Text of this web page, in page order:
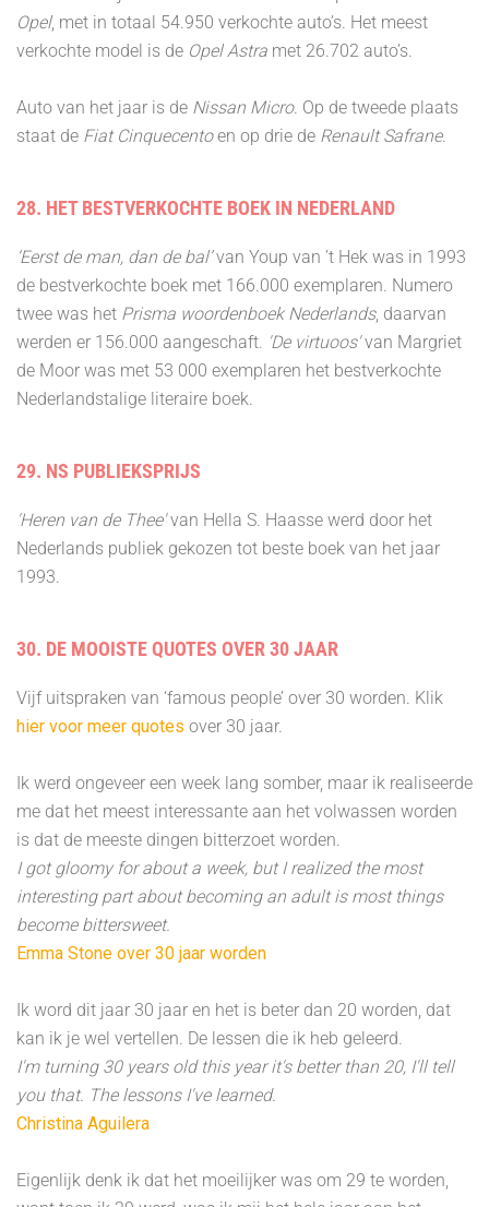
Opel, met in totaal 54.950 verkochte auto’s. Het meest
verkochte model is de Opel Astra met 26.702 auto’s.
Auto van het jaar is de Nissan Micro. Op de tweede plaats
staat de Fiat Cinquecentoen op drie de Renault Safrane.
28. HET BESTVERKOCHTE BOEK IN NEDERLAND
‘Eerst de man, dan de bal’van Youp van ’t Hek was in 1993
de bestverkochte boek met 166.000 exemplaren. Numero
twee was het Prisma woordenboek Nederlands, daarvan
werden er 156.000 aangeschaft. 'De virtuoos'van Margriet
de Moor was met 53 000 exemplaren het bestverkochte
Nederlandstalige literaire boek.
29. NS PUBLIEKSPRIJS
'Heren van de Thee'van Hella S. Haasse werd door het
Nederlands publiek gekozen tot beste boek van het jaar
1993.
30. DE MOOISTE QUOTES OVER 30 JAAR
Vijf uitspraken van ‘famous people’ over 30 worden. Klik
hier voor meer quotes over 30 jaar.
Ik werd ongeveer een week lang somber, maar ik realiseerde
me dat het meest interessante aan het volwassen worden
is dat de meeste dingen bitterzoet worden.
I got gloomy for about a week, but I realized the most
interesting part about becoming an adult is most things
become bittersweet.
Emma Stone over 30 jaar worden
Ik word dit jaar 30 jaar en het is beter dan 20 worden, dat
kan ik je wel vertellen. De lessen die ik heb geleerd.
I'm turning 30 years old this year it's better than 20, I'll tell
you that. The lessons I've learned.
Christina Aguilera
Eigenlijk denk ik dat het moeilijker was om 29 te worden,